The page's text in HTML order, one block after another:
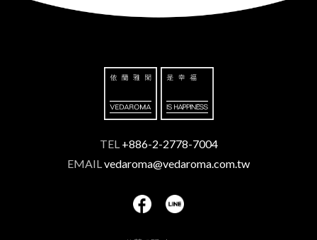
TEL +886-2-2778-7004
EMAILvedaroma@vedaroma.com.tw